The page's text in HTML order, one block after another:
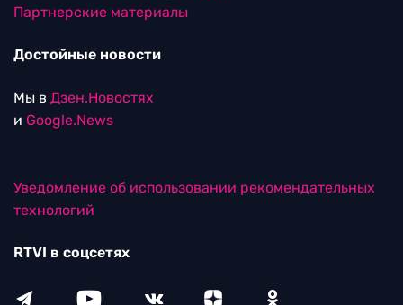
Партнерские материалы
Достойные новости
Мы в Дзен.Новостях
и Google.News
Уведомление об использовании рекомендательных
технологий
RTVI в соцсетях